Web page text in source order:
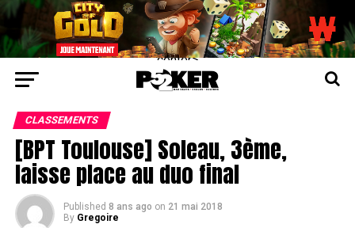
center>
CLASSEMENTS
[BPT Toulouse] Soleau, 3ème,
laisse place au duo final
Published 8 ans ago on 21 mai 2018
By Gregoire